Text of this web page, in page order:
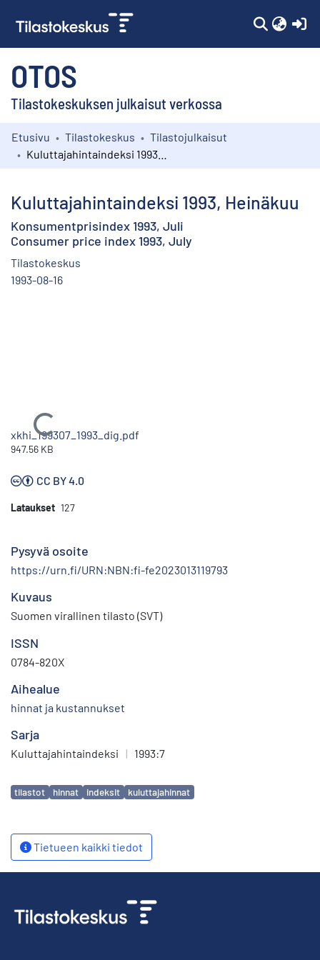
OTOS
Tilastokeskuksen julkaisut verkossa
Kokoelmat
Etusivu Tilastokeskus
Tilastojulkaisut
Kuluttajahintaindeksi 1993, Heinäkuu
Konsumentprisindex 1993, Juli
Consumer price index 1993, July
Tilastokeskus
1993-08-16
Ladataan...
xkhi_199307_1993_dig.pdf
947.56 KB
CC BY 4.0
Lataukset 127
Pysyvä osoite
https://urn.fi/URN:NBN:fi-fe2023013119793
Kuvaus
Suomen virallinen tilasto (SVT)
ISSN
0784-820X
Aihealue
hinnat ja kustannukset
Sarja
Kuluttajahintaindeksi | 1993:7
Avainsanat
tilastot hinnat indeksit kuluttajahinnat
Tietueen kaikki tiedot